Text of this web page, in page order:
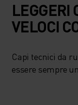
LEGGERI
VELOCI
Capi tecnici da
essere sempre